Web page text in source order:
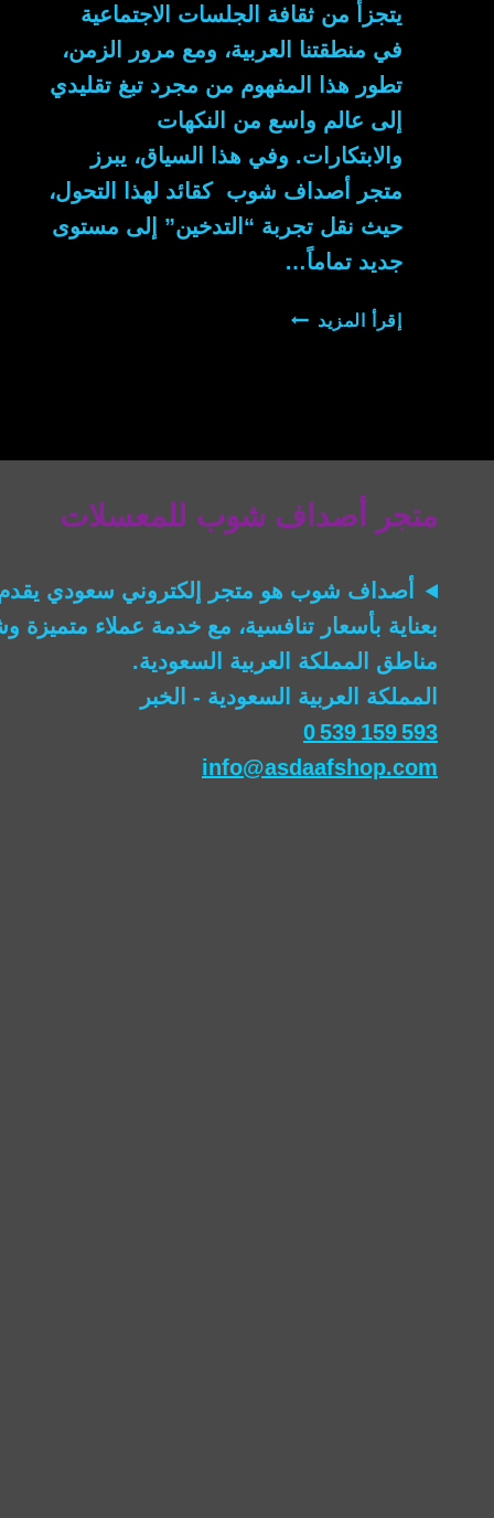
يتجزأ من ثقافة الجلسات الاجتماعية
في منطقتنا العربية، ومع مرور الزمن،
تطور هذا المفهوم من مجرد تبغ تقليدي
إلى عالم واسع من النكهات
والابتكارات. وفي هذا السياق، يبرز
متجر أصداف شوب كقائد لهذا التحول،
حيث نقل تجربة “التدخين” إلى مستوى
جديد تماماً…
إقرأ المزيد المعسل
متجر أصداف شوب للمعسلات
أصداف شوب هو متجر إلكتروني سعودي
بعناية بأسعار تنافسية، مع خدمة عملاء
مناطق المملكة العربية السعودية.
المملكة العربية السعودية - الخبر
0 539 159 593
info@asdaafshop.com